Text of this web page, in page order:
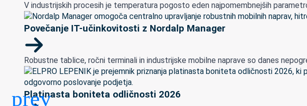
V industrijskih procesih je temperatura pogosto eden najpomembnejših
Povečanje IT-učinkovitosti z Nordalp Manager
Robustne tablice, ročni terminali in industrijske mobilne naprave so danes
Platinasta boniteta odličnosti 2026